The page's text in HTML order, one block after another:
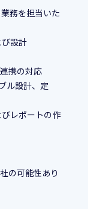
務を担当いた
設計
携の対応
ル設計、定
レポートの作
の可能性あり